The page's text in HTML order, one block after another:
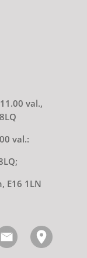
val.,
val.:
E16 1LN